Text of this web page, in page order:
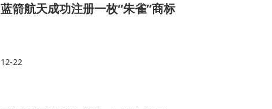
蓝箭航天成功注册一枚“朱雀”商标
12-22